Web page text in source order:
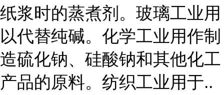
纸浆时的蒸煮剂。玻璃工业用
以代替纯碱。化学工业用作制
造硫化钠、硅酸钠和其他化工
产品的原料。纺织工业用于..